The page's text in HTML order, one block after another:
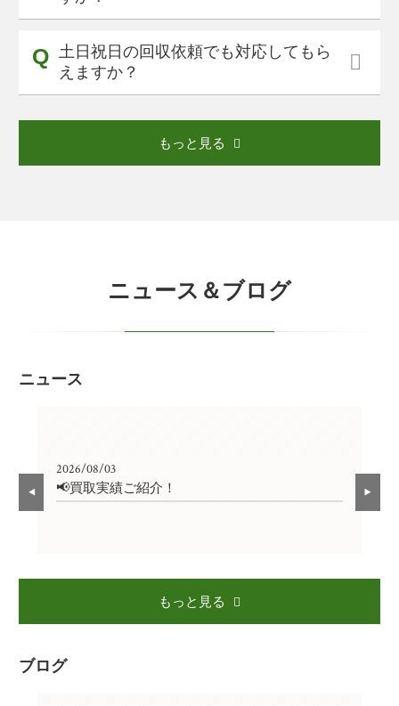
土日祝日の回収依頼でも対応してもら
えますか？
もっと見る
ニュース＆ブログ
ニュース
2026/08/03
📢買取実績ご紹介！
もっと見る
ブログ